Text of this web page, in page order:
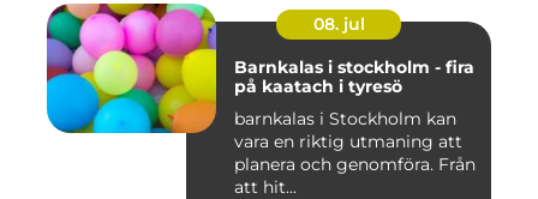
08. jul
Barnkalas i stockholm - fira
på kaatach i tyresö
barnkalas i Stockholm kan
vara en riktig utmaning att
planera och genomföra. Från
att hit...